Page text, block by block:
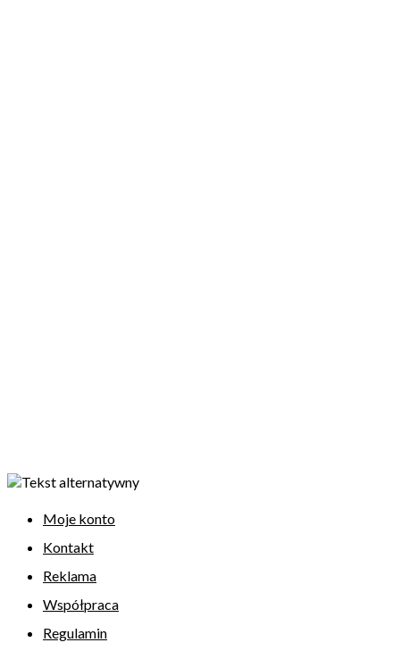
Moje konto
Kontakt
Reklama
Współpraca
Regulamin